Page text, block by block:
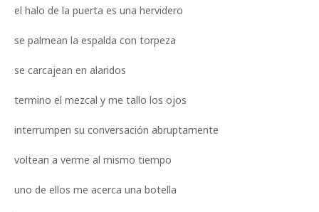
el halo de la puerta es una hervidero
se palmean la espalda con torpeza
se carcajean en alaridos
termino el mezcal y me tallo los ojos
interrumpen su conversación abruptamente
voltean a verme al mismo tiempo
uno de ellos me acerca una botella